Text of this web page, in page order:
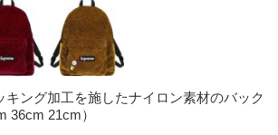
ング加工を施したナイロン素材のバック
36cm 21cm）